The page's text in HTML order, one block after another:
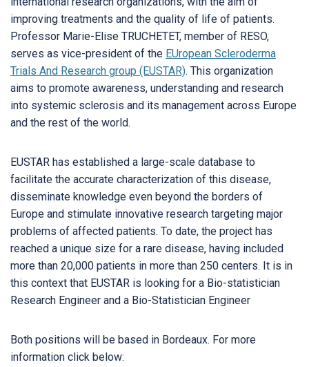
improving treatments and the quality of life of patients.
Professor Marie-Elise TRUCHETET, member of RESO,
serves as vice-president of the EUropean Scleroderma
Trials And Research group (EUSTAR). This organization
aims to promote awareness, understanding and research
into systemic sclerosis and its management across Europe
and the rest of the world.
EUSTAR has established a large-scale database to
facilitate the accurate characterization of this disease,
disseminate knowledge even beyond the borders of
Europe and stimulate innovative research targeting major
problems of affected patients. To date, the project has
reached a unique size for a rare disease, having included
more than 20,000 patients in more than 250 centers. It is in
this context that EUSTAR is looking for a Bio-statistician
Research Engineer and a Bio-Statistician Engineer
Both positions will be based in Bordeaux. For more
information click below: